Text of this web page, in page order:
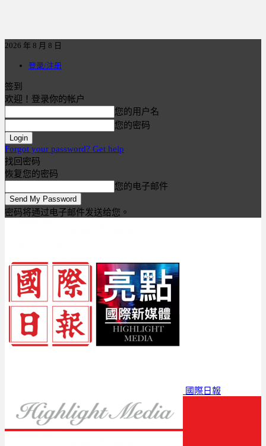
2026 年 8 月 8 日
登录/注册
签到
欢迎！登录你的帐户
您的用户名
您的密码
Forgot your password? Get help
找回密码
恢复您的密码
您的电子邮件
密码将通过电子邮件发送给您。
國際日報